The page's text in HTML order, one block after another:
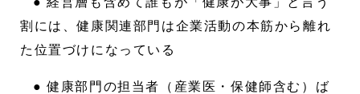
割には、健康関連部門は企業活動の本筋から離れ
た位置づけになっている
● 健康部門の担当者（産業医・保健師含む）ば